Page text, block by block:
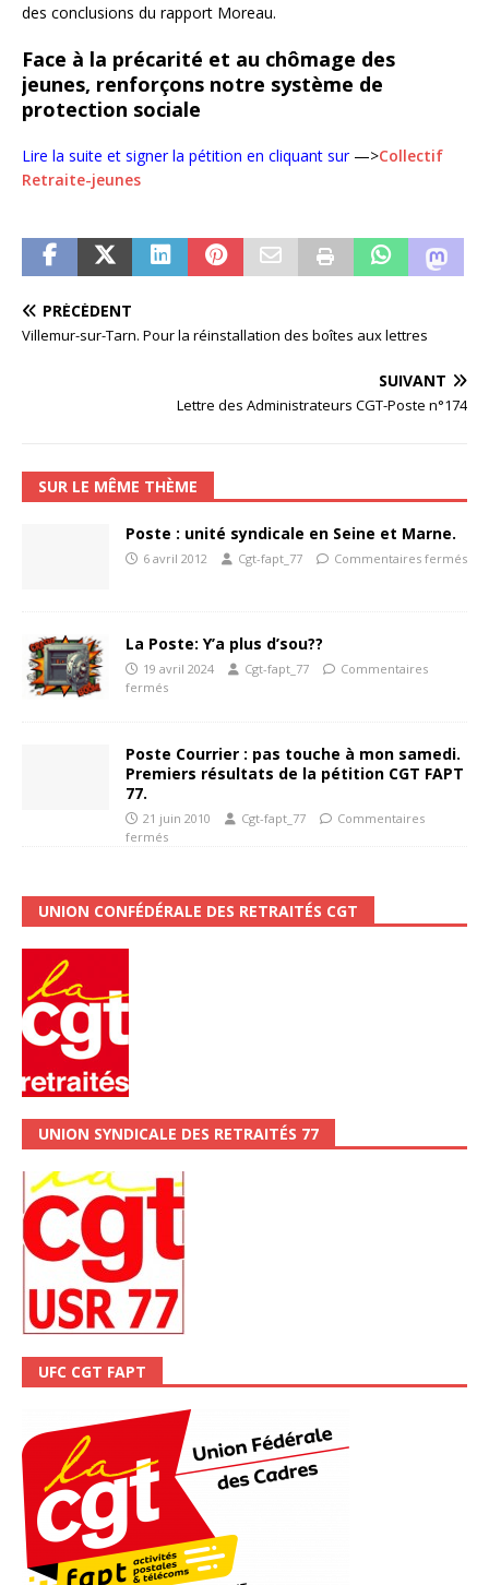
des conclusions du rapport Moreau.
Face à la précarité et au chômage des
jeunes, renforçons notre système de
protection sociale
Lire la suite et signer la pétition en cliquant sur—>Collectif
Retraite-jeunes
PRÉCÉDENT
Villemur-sur-Tarn. Pour la réinstallation des boîtes aux lettres
SUIVANT
Lettre des Administrateurs CGT-Poste n°174
SUR LE MÊME THÈME
Poste : unité syndicale en Seine et Marne.
6 avril 2012 Cgt-fapt_77 Commentaires fermés
La Poste: Y’a plus d’sou??
19 avril 2024 Cgt-fapt_77
Commentaires
fermés
Poste Courrier : pas touche à mon samedi.
Premiers résultats de la pétition CGT FAPT
77.
21 juin 2010 Cgt-fapt_77
Commentaires
fermés
UNION CONFÉDÉRALE DES RETRAITÉS CGT
UNION SYNDICALE DES RETRAITÉS 77
UFC CGT FAPT